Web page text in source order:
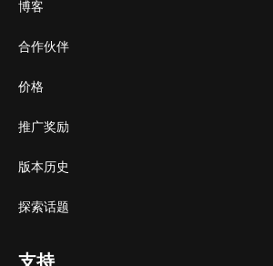
博客
合作伙伴
价格
推广奖励
版本历史
探索话题